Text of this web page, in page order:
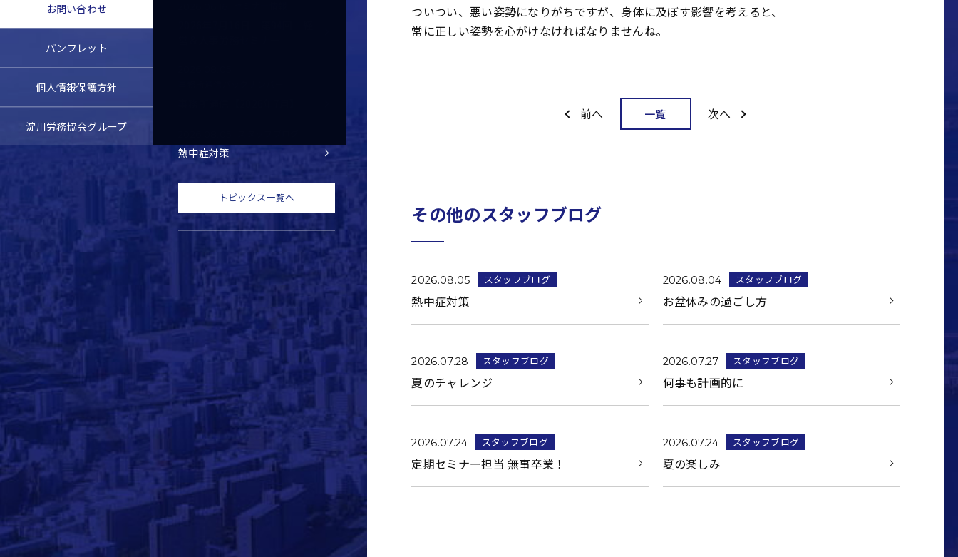
お問い合わせ
パンフレット
個人情報保護方針
淀川労務協会グループ
熱中症対策
トピックス一覧へ
ついつい、悪い姿勢になりがちですが、身体に及ぼす影響を考えると、
常に正しい姿勢を心がけなければなりませんね。
前へ 一覧 次へ
その他のスタッフブログ
2026.08.05 スタッフブログ
熱中症対策
2026.08.04 スタッフブログ
お盆休みの過ごし方
2026.07.28 スタッフブログ
夏のチャレンジ
2026.07.27 スタッフブログ
何事も計画的に
2026.07.24 スタッフブログ
定期セミナー担当 無事卒業！
2026.07.24 スタッフブログ
夏の楽しみ